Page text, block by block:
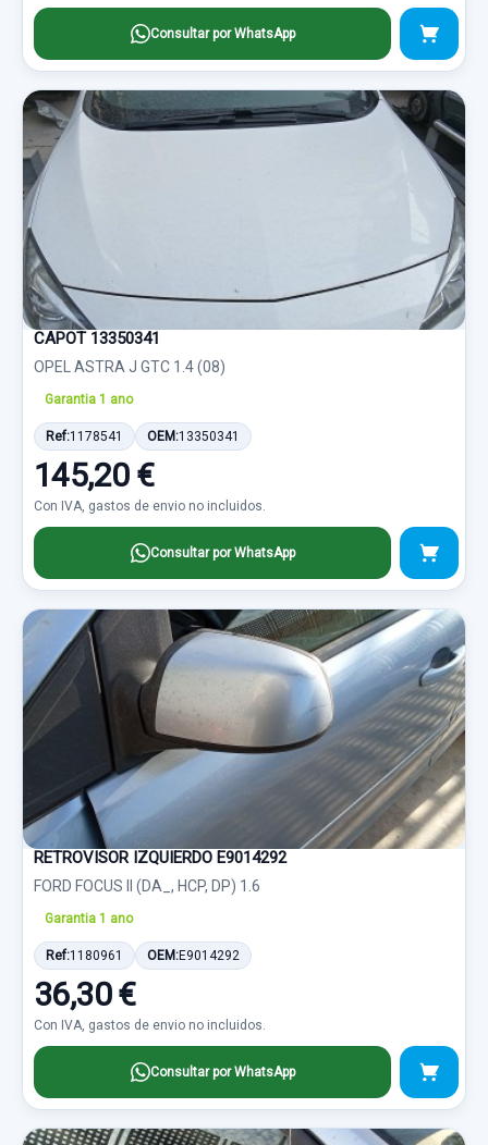
Consultar por WhatsApp
CAPOT 13350341
OPEL ASTRA J GTC 1.4 (08)
Garantia 1 ano
Ref:1178541 OEM:13350341
145,20 €
Con IVA, gastos de envio no incluidos.
Consultar por WhatsApp
RETROVISOR IZQUIERDO E9014292
FORD FOCUS II (DA_, HCP, DP) 1.6
Garantia 1 ano
Ref:1180961 OEM:E9014292
36,30 €
Con IVA, gastos de envio no incluidos.
Consultar por WhatsApp